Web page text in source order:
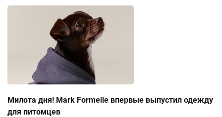
Милота дня! Mark Formelle впервые выпустил одежду
для питомцев